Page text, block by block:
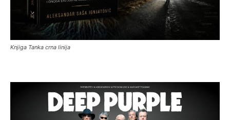
Knjiga Tanka crna linija